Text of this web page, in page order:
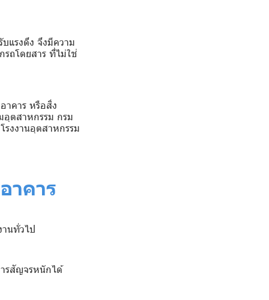
แรงดึง จึงมีความ
ถโดยสาร ที่ไม่ใช่
าคาร หรือสิ่ง
ตสาหกรรม กรม
งงานอุตสาหกรรม
าคาร
านทั่วไป
ารสัญจรหนักได้